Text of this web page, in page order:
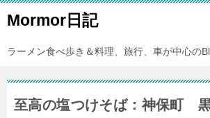
Mormor日記
ラーメン食べ歩き＆料理、旅行、車が中心の
至高の塩つけそば：神保町